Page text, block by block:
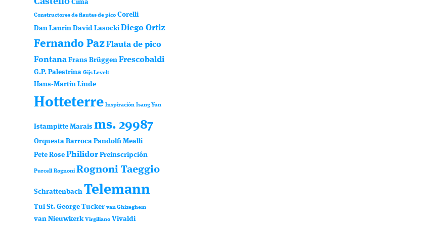
Cima
Constructores de flautas de pico Corelli
Dan Laurin David Lasocki Diego Ortiz
Fernando PazFlauta de pico
Fontana Frans Brüggen Frescobaldi
G.P. Palestrina Gijs Levelt
Hans-Martin Linde
Hotteterre Inspiración Isang Yun
Istampitte Marais ms. 29987
Orquesta Barroca Pandolfi Mealli
Pete Rose Philidor Preinscripción
Purcell Rognoni Rognoni Taeggio
Schrattenbach Telemann
Tui St. George Tucker van Ghizeghem
van Nieuwkerk Virgiliano Vivaldi